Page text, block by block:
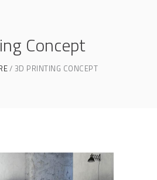
Concept
3D PRINTING CONCEPT